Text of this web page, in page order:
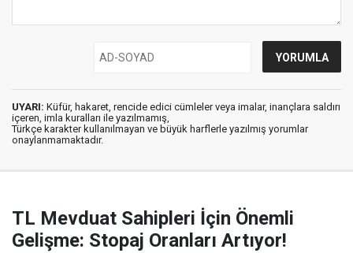
UYARI: Küfür, hakaret, rencide edici cümleler veya imalar, inançlara saldırı
içeren, imla kuralları ile yazılmamış,
Türkçe karakter kullanılmayan ve büyük harflerle yazılmış yorumlar
onaylanmamaktadır.
TL Mevduat Sahipleri İçin Önemli
Gelişme: Stopaj Oranları Artıyor!